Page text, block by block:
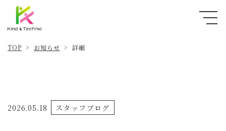
TOP > お知らせ > 詳細
2026.05.18 スタッフブログ